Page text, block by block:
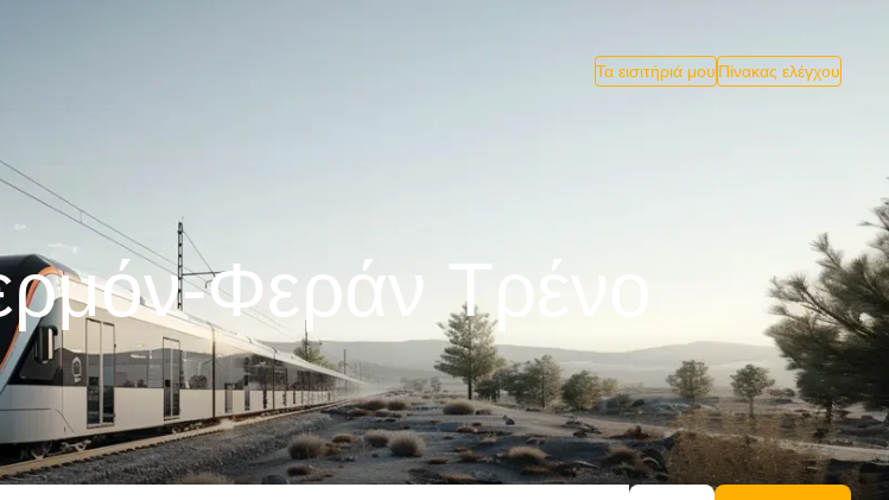
Τα εισιτήριά μου Πίνακας ελέγχου
Φεράν Tρένο